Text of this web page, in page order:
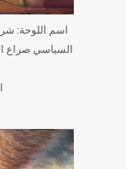
اسم اللوحة:
السياسي صراع